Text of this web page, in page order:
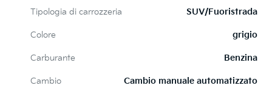
Tipologia di carrozzeria SUV/Fuoristrada
Colore grigio
Carburante Benzina
Cambio Cambio manuale automatizzato